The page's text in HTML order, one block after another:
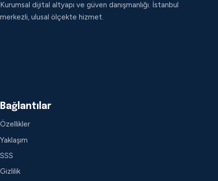
Kurumsal dijital altyapı ve güven danışmanlığı. İstanbul
merkezli, ulusal ölçekte hizmet.
Bağlantılar
Özellikler
Yaklaşım
SSS
Gizlilik